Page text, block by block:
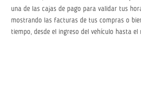
una de las cajas de pago para validar tus
mostrando las facturas de tus compras o
tiempo, desde el ingreso del vehículo hasta el